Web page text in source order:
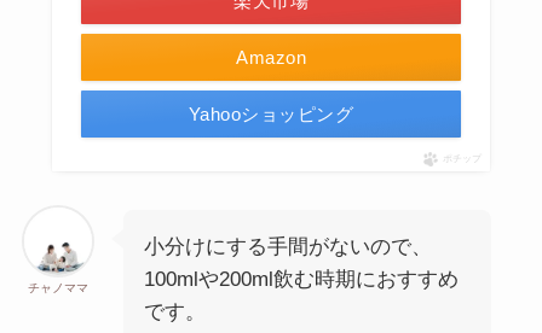
Amazon
Yahooショッピング
ポチップ
チャノママ
小分けにする手間がないので、
100mlや200ml飲む時期におすすめ
です。